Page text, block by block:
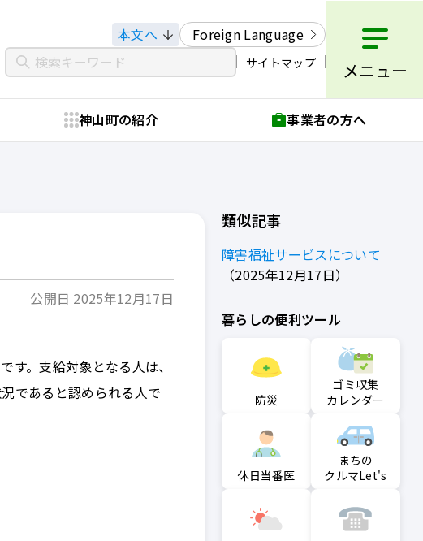
本文へ Foreign Language
サイトマップ メニュー
神山町の紹介 事業者の方へ
公開日 2025年12月17日
す。支給対象となる人は、
であると認められる人で
類似記事
障害福祉サービスについて
2025年12月17日
暮らしの便利ツール
防災
ゴミ収集
カレンダー
休日当番医
まちの
クルマLet's